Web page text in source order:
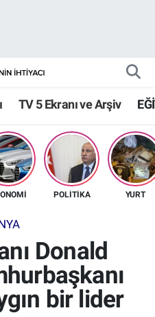
TV 5 Ekranı ve Arşiv
POLİTİKA YURT
Donald
bir lider